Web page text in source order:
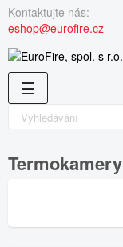
Kontaktujte nás:
eshop@eurofire.cz
Toggle
navigation
☰
Termokamery